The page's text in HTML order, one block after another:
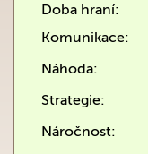
Doba hraní:
Komunikace:
Náhoda:
Strategie:
Náročnost: